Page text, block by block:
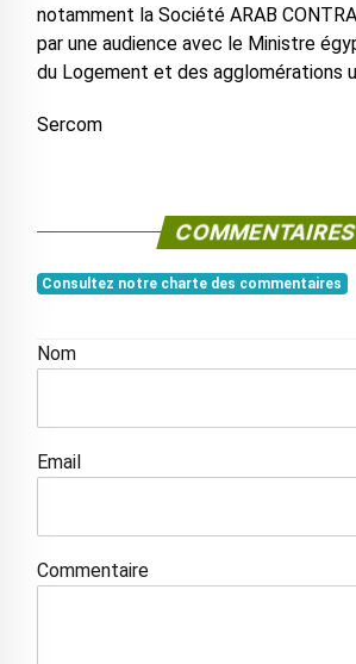
notamment la Société ARAB
par une audience avec le Ministre
du Logement et des agglomérations
Sercom
COMMENTAIRES
Consultez notre charte des commentaires
Nom
Email
Commentaire